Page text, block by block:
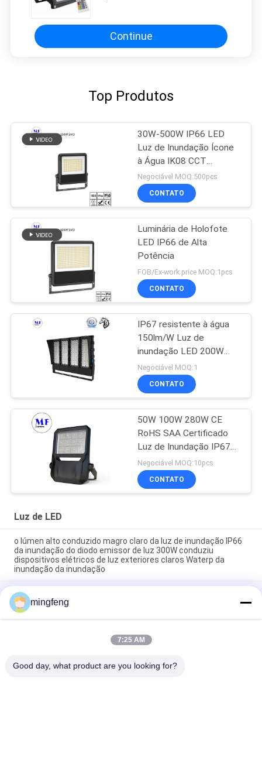
Continue
Top Produtos
30W-500W IP66 LED
Luz de Inundação Ícone
à Água IK08 CCT
Dimming de Potência
Para Exterior Interior
Negociável MOQ:500pcs
CONTATO
Luminária de Holofote
LED IP66 de Alta
Potência
FOB/Ex-work price MOQ:1pcs
CONTATO
IP67 resistente à água
150lm/W Luz de
inundação LED 200W
300W 500W Para
campos de desporto e
quadra de ténis
Negociável MOQ:1
CONTATO
50W 100W 280W CE
RoHS SAA Certificado
Luz de Inundação IP67
Projeto LED à prova
d'água
Negociável MOQ:10pcs
CONTATO
Luz de LED
o lúmen alto conduzido magro claro da luz de inundação IP66
da inundação do diodo emissor de luz 300W conduziu
dispositivos elétricos de luz exteriores claros Waterp da
inundação da inundação
Estradas e estradas altas da luz de inundação IP66 do mastro
do poder superior 400W
emergência 120° ângulo de luz
Categorias populares
mingfeng
7:25 AM
Good day, what product are you looking for?